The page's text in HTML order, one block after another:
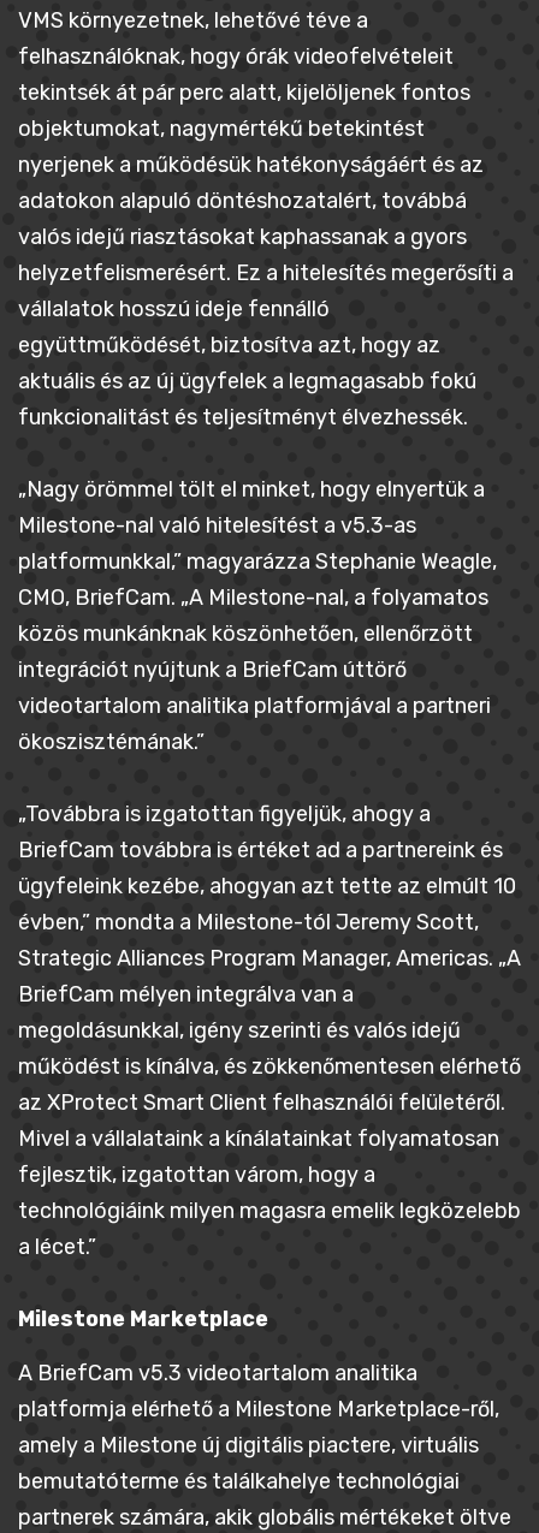
VMS környezetnek, lehetővé téve a
felhasználóknak, hogy órák videofelvételeit
tekintsék át pár perc alatt, kijelöljenek fontos
objektumokat, nagymértékű betekintést
nyerjenek a működésük hatékonyságáért és az
adatokon alapuló döntéshozatalért, továbbá
valós idejű riasztásokat kaphassanak a gyors
helyzetfelismerésért. Ez a hitelesítés megerősíti a
vállalatok hosszú ideje fennálló
együttműködését, biztosítva azt, hogy az
aktuális és az új ügyfelek a legmagasabb fokú
funkcionalitást és teljesítményt élvezhessék.
„Nagy örömmel tölt el minket, hogy elnyertük a
Milestone-nal való hitelesítést a v5.3-as
platformunkkal,” magyarázza Stephanie Weagle,
CMO, BriefCam. „A Milestone-nal, a folyamatos
közös munkánknak köszönhetően, ellenőrzött
integrációt nyújtunk a BriefCam úttörő
videotartalom analitika platformjával a partneri
ökoszisztémának.”
„Továbbra is izgatottan figyeljük, ahogy a
BriefCam továbbra is értéket ad a partnereink és
ügyfeleink kezébe, ahogyan azt tette az elmúlt 10
évben,” mondta a Milestone-tól Jeremy Scott,
Strategic Alliances Program Manager, Americas. „A
BriefCam mélyen integrálva van a
megoldásunkkal, igény szerinti és valós idejű
működést is kínálva, és zökkenőmentesen elérhető
az XProtect Smart Client felhasználói felületéről.
Mivel a vállalataink a kínálatainkat folyamatosan
fejlesztik, izgatottan várom, hogy a
technológiáink milyen magasra emelik legközelebb
a lécet.”
Milestone Marketplace
A BriefCam v5.3 videotartalom analitika
platformja elérhető a Milestone Marketplace-ről,
amely a Milestone új digitális piactere, virtuális
bemutatóterme és találkahelye technológiai
partnerek számára, akik globális mértékeket öltve